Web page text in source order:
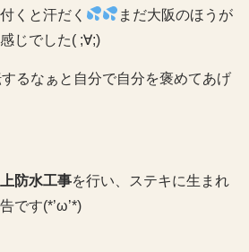
くと汗だく
まだ大阪のほうが
じでした( ;∀;)
るなぁと自分で自分を褒めてあげ
防水工事を行い、ステキに生まれ
です(*’ω’*)